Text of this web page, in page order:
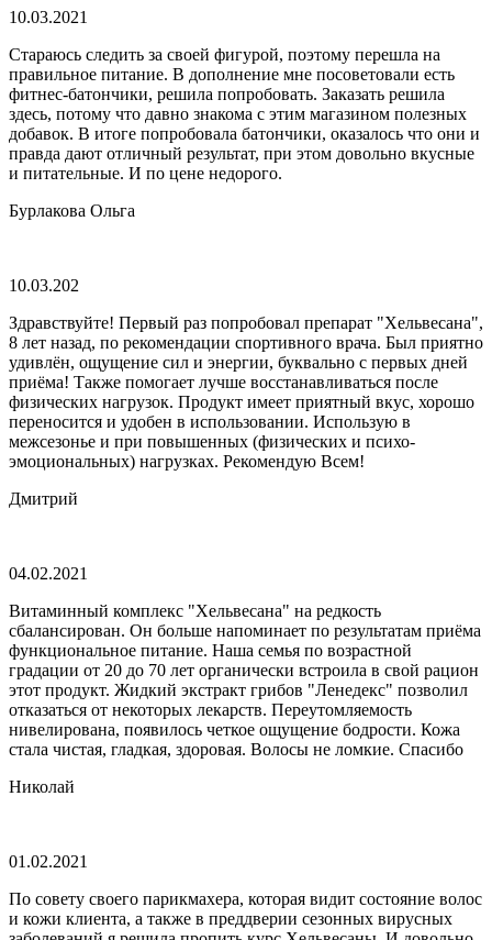
10.03.2021
Стараюсь следить за своей фигурой, поэтому перешла на
правильное питание. В дополнение мне посоветовали есть
фитнес-батончики, решила попробовать. Заказать решила
здесь, потому что давно знакома с этим магазином полезных
добавок. В итоге попробовала батончики, оказалось что они и
правда дают отличный результат, при этом довольно вкусные
и питательные. И по цене недорого.
Бурлакова Ольга
10.03.202
Здравствуйте! Первый раз попробовал препарат "Хельвесана",
8 лет назад, по рекомендации спортивного врача. Был приятно
удивлён, ощущение сил и энергии, буквально с первых дней
приёма! Также помогает лучше восстанавливаться после
физических нагрузок. Продукт имеет приятный вкус, хорошо
переносится и удобен в использовании. Использую в
межсезонье и при повышенных (физических и психо-
эмоциональных) нагрузках. Рекомендую Всем!
Дмитрий
04.02.2021
Витаминный комплекс "Хельвесана" на редкость
сбалансирован. Он больше напоминает по результатам приёма
функциональное питание. Наша семья по возрастной
градации от 20 до 70 лет органически встроила в свой рацион
этот продукт. Жидкий экстракт грибов "Ленедекс" позволил
отказаться от некоторых лекарств. Переутомляемость
нивелирована, появилось четкое ощущение бодрости. Кожа
стала чистая, гладкая, здоровая. Волосы не ломкие. Спасибо
Николай
01.02.2021
По совету своего парикмахера, которая видит состояние волос
и кожи клиента, а также в преддверии сезонных вирусных